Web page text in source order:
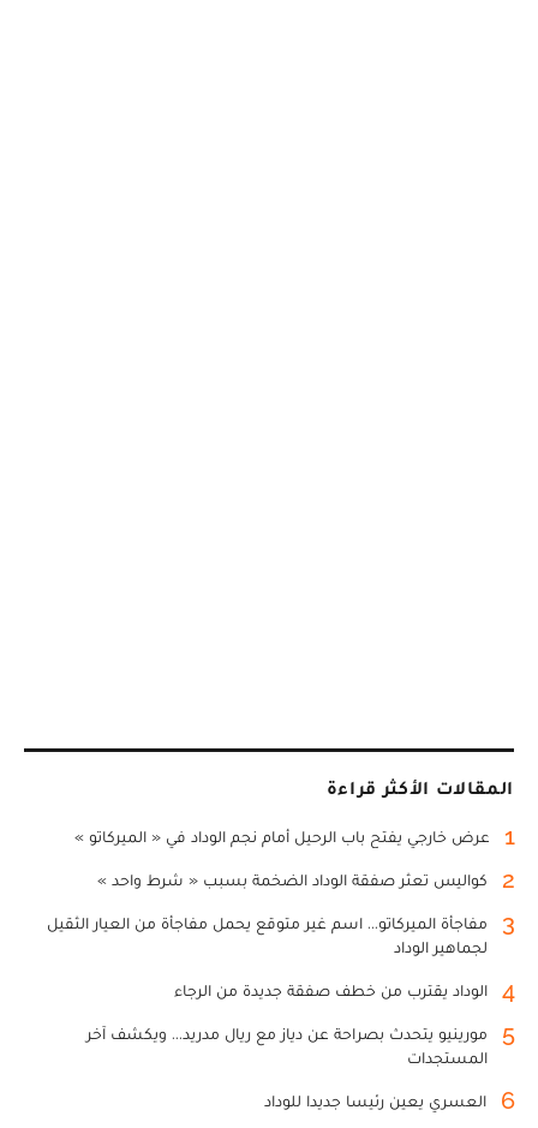
المقالات الأكثر قراءة
1 عرض خارجي يفتح باب الرحيل أمام نجم الوداد في « الميركاتو »
2 كواليس تعثر صفقة الوداد الضخمة بسبب « شرط واحد »
3
مفاجأة الميركاتو... اسم غير متوقع يحمل مفاجأة من العيار الثقيل
لجماهير الوداد
4 الوداد يقترب من خطف صفقة جديدة من الرجاء
5
مورينيو يتحدث بصراحة عن دياز مع ريال مدريد... ويكشف آخر
المستجدات
6 العسري يعين رئيسا جديدا للوداد